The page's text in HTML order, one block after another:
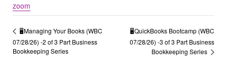
zoom
🖥️Managing Your Books (WBC
07/28/26) -2 of 3 Part Business
Bookkeeping Series
🖥️QuickBooks Bootcamp (WBC
07/28/26) -3 of 3 Part Business
Bookkeeping Series